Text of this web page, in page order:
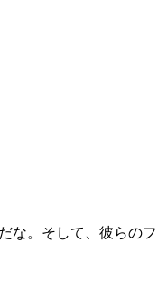
。そして、彼らの